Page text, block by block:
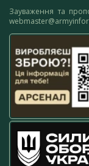
Зауваження та